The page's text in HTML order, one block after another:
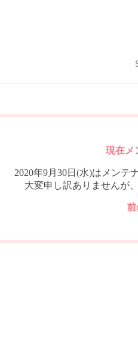
現在メ
2020年9月30日(水)はメンテ
大変申し訳ありませんが
前